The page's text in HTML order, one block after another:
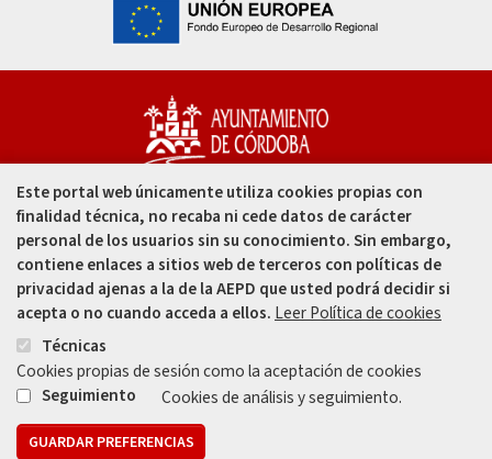
Capitulares, 1. 14002
Córdoba - España
957 49 99 00
957 47 80 50
EnlaceEnlace
Este portal web únicamente utiliza cookies propias con
finalidad técnica, no recaba ni cede datos de carácter
personal de los usuarios sin su conocimiento. Sin embargo,
contiene enlaces a sitios web de terceros con políticas de
privacidad ajenas a la de la AEPD que usted podrá decidir si
acepta o no cuando acceda a ellos. Leer Política de cookies
Técnicas
Cookies propias de sesión como la aceptación de cookies
Seguimiento
Cookies de análisis y seguimiento.
GUARDAR PREFERENCIAS